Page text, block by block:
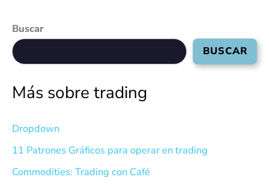
Buscar
BUSCAR
Más sobre trading
Dropdown
11 Patrones Gráficos para operar en trading
Commodities: Trading con Café